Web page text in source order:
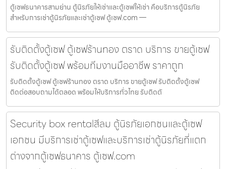
ตู้เซฟธนาคารสามย่าน ตู้นิรภัยให้เช่าและตู้เซฟให้เช่า คือบริการตู้นิรภัย
สำหรับการเช่าตู้นิรภัยและเช่าตู้เซฟ ตู้เซฟ.com —
รับติดตั้งตู้เซฟ ตู้เซฟร้านทอง ตราด บริการ ขายตู้เซฟ
รับติดตั้งตู้เซฟ พร้อมทีมงานมืออาชีพ ราคาถูก
รับติดตั้งตู้เซฟ ตู้เซฟร้านทอง ตราด บริการ ขายตู้เซฟ รับติดตั้งตู้เซฟ
ติดต่อสอบถามได้ตลอด พร้อมให้บริการทั่วไทย รับติดตั
Security box rentalสีลม ตู้นิรภัยเอกชนและตู้เซฟ
เอกชน มีบริการเช่าตู้เซฟและบริการเช่าตู้นิรภัยที่แตก
ต่างจากตู้เซฟธนาคาร ตู้เซฟ.com